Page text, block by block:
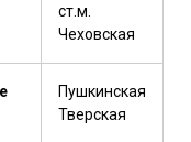
ст.м.
Чеховская
Пушкинская
Тверская